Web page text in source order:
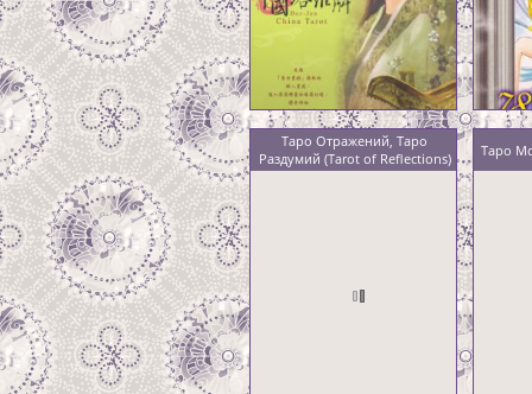
Таро Отражений, Таро
Раздумий (Tarot of Reflections)
Таро